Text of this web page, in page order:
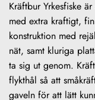
Kräftbur Yrkesfiske
med extra kraftigt,
konstruktion med
nät, samt kluriga
ta sig ut genom.
flykthål så att
gaveln för att lätt